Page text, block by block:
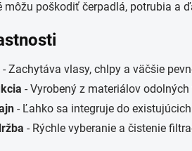
môžu poškodiť čerpadlá, potrubia a
- Zachytáva vlasy, chlpy a väčšie
- Vyrobený z materiálov
- Ľahko sa integruje do
- Rýchle vyberanie a čistenie